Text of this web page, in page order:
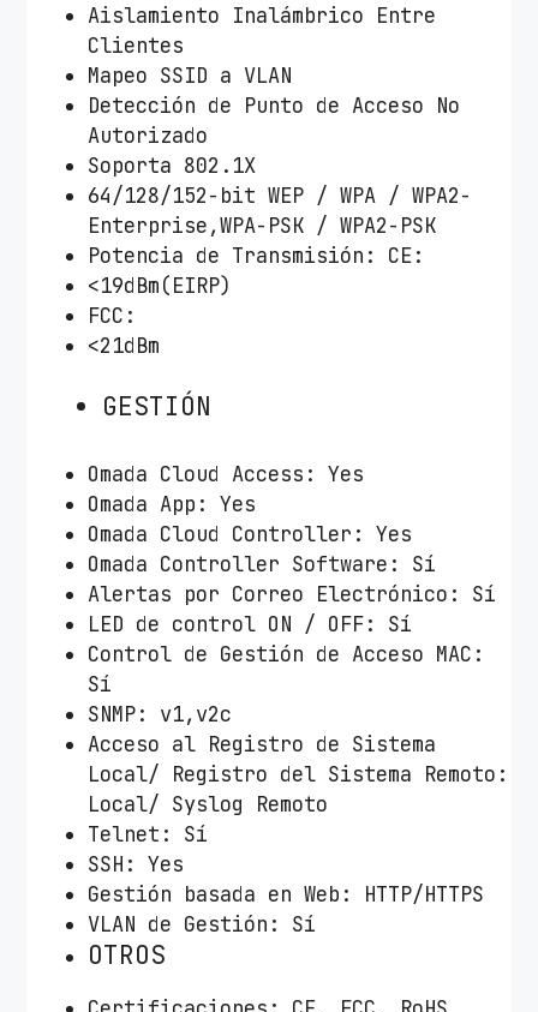
Aislamiento Inalámbrico Entre
Clientes
Mapeo SSID a VLAN
Detección de Punto de Acceso No
Autorizado
Soporta 802.1X
64/128/152-bit WEP / WPA / WPA2-
Enterprise,WPA-PSK / WPA2-PSK
Potencia de Transmisión: CE:
<19dBm(EIRP)
FCC:
<21dBm
GESTIÓN
Omada Cloud Access: Yes
Omada App: Yes
Omada Cloud Controller: Yes
Omada Controller Software: Sí
Alertas por Correo Electrónico: Sí
LED de control ON / OFF: Sí
Control de Gestión de Acceso MAC:
Sí
SNMP: v1,v2c
Acceso al Registro de Sistema
Local/ Registro del Sistema Remoto:
Local/ Syslog Remoto
Telnet: Sí
SSH: Yes
Gestión basada en Web: HTTP/HTTPS
VLAN de Gestión: Sí
OTROS